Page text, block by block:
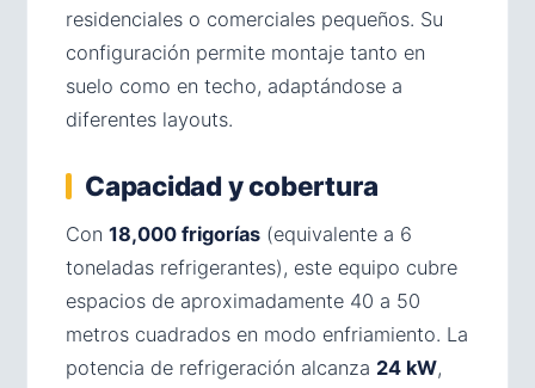
residenciales o comerciales pequeños. Su
configuración permite montaje tanto en
suelo como en techo, adaptándose a
diferentes layouts.
Capacidad y cobertura
Con 18,000 frigorías (equivalente a 6
toneladas refrigerantes), este equipo cubre
espacios de aproximadamente 40 a 50
metros cuadrados en modo enfriamiento. La
potencia de refrigeración alcanza 24 kW,